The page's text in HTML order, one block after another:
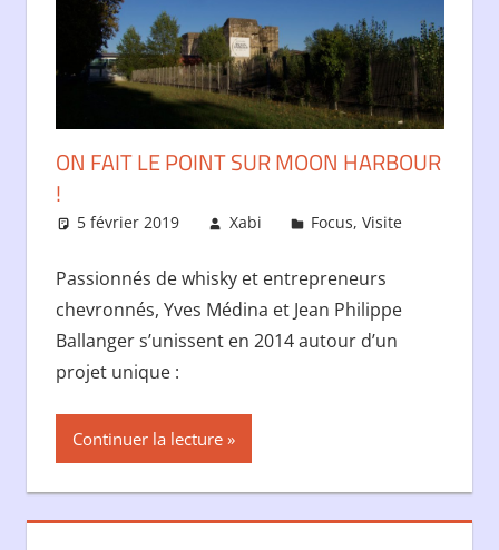
ON FAIT LE POINT SUR MOON HARBOUR
!
5 février 2019 Xabi Focus,Visite
Passionnés de whisky et entrepreneurs
chevronnés, Yves Médina et Jean Philippe
Ballanger s’unissent en 2014 autour d’un
projet unique :
Continuer la lecture